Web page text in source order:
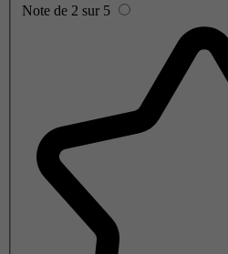
Note de 2 sur 5